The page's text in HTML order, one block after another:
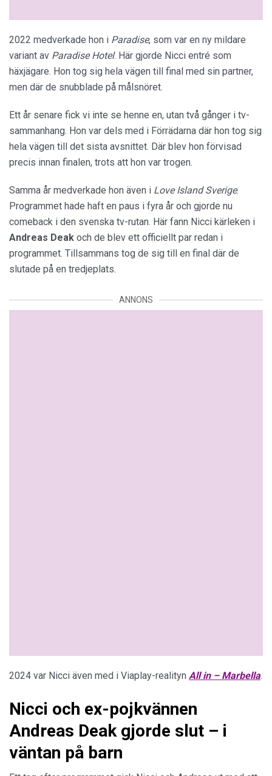
2022 medverkade hon i Paradise, som var en ny mildare
variant av Paradise Hotel. Här gjorde Nicci entré som
häxjägare. Hon tog sig hela vägen till final med sin partner,
men där de snubblade på målsnöret.
Ett år senare fick vi inte se henne en, utan två gånger i tv-
sammanhang. Hon var dels med i Förrädarna där hon tog sig
hela vägen till det sista avsnittet. Där blev hon förvisad
precis innan finalen, trots att hon var trogen.
Samma år medverkade hon även i Love Island Sverige.
Programmet hade haft en paus i fyra år och gjorde nu
comeback i den svenska tv-rutan. Här fann Nicci kärleken i
Andreas Deak och de blev ett officiellt par redan i
programmet. Tillsammans tog de sig till en final där de
slutade på en tredjeplats.
ANNONS
2024 var Nicci även med i Viaplay-realityn All in – Marbella.
Nicci och ex-pojkvännen
Andreas Deak gjorde slut – i
väntan på barn